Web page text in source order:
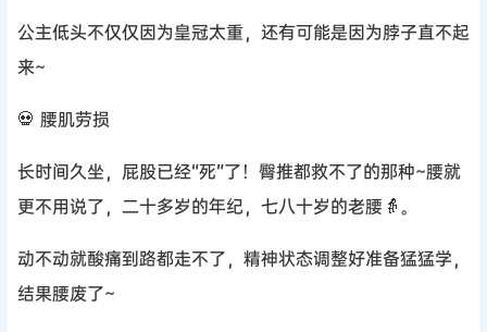
公主低头不仅仅因为皇冠太重，还有可能是因为脖子直不起
来~
💀 腰肌劳损
长时间久坐，屁股已经“死”了！臀推都救不了的那种~腰就
更不用说了，二十多岁的年纪，七八十岁的老腰👵。
动不动就酸痛到路都走不了，精神状态调整好准备猛猛学，
结果腰废了~